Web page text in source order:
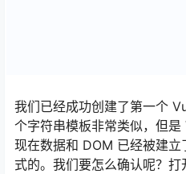
我们已经成功创建了第一个
个字符串模板非常类似，但是
现在数据和 DOM 已经被建
式的。我们要怎么确认呢？